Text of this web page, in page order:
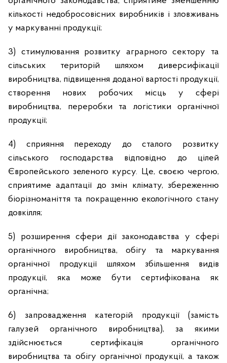
кількості недобросовісних виробників і зловживань
у маркуванні продукції;
3) стимулювання розвитку аграрного сектору та
сільських територій шляхом диверсифікації
виробництва, підвищення доданої вартості продукції,
створення нових робочих місць у сфері
виробництва, переробки та логістики органічної
продукції;
4) сприяння переходу до сталого розвитку
сільського господарства відповідно до цілей
Європейського зеленого курсу. Це, своєю чергою,
сприятиме адаптації до змін клімату, збереженню
біорізноманіття та покращенню екологічного стану
довкілля;
5) розширення сфери дії законодавства у сфері
органічного виробництва, обігу та маркування
органічної продукції шляхом збільшення видів
продукції, яка може бути сертифікована як
органічна;
6)
запровадження категорій продукції (замість
галузей органічного виробництва), за якими
здійснюється сертифікація органічного
виробництва та обігу органічної продукції, а також